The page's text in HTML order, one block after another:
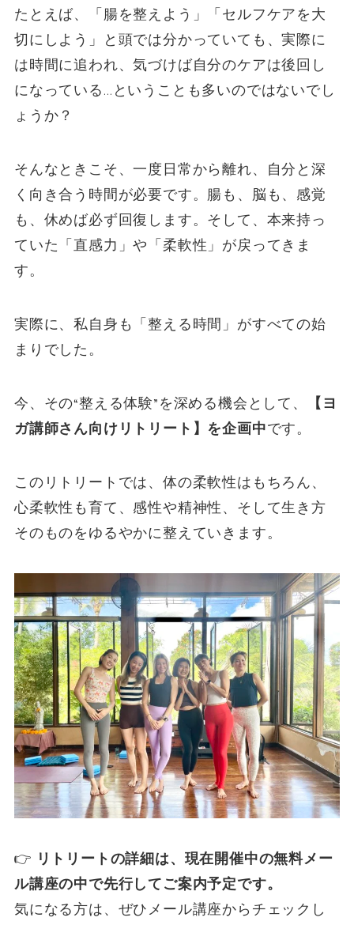
たとえば、「腸を整えよう」「セルフケアを大
切にしよう」と頭では分かっていても、実際に
は時間に追われ、気づけば自分のケアは後回し
になっている…ということも多いのではないでし
ょうか？
そんなときこそ、一度日常から離れ、自分と深
く向き合う時間が必要です。腸も、脳も、感覚
も、休めば必ず回復します。そして、本来持っ
ていた「直感力」や「柔軟性」が戻ってきま
す。
実際に、私自身も「整える時間」がすべての始
まりでした。
今、その“整える体験”を深める機会として、
【ヨ
ガ講師さん向けリトリート】を企画中です。
このリトリートでは、体の柔軟性はもちろん、
心柔軟性も育て、感性や精神性、そして生き方
そのものをゆるやかに整えていきます。
👉 リトリートの詳細は、現在開催中の無料メー
ル講座の中で先行してご案内予定です。
気になる方は、ぜひメール講座からチェックし